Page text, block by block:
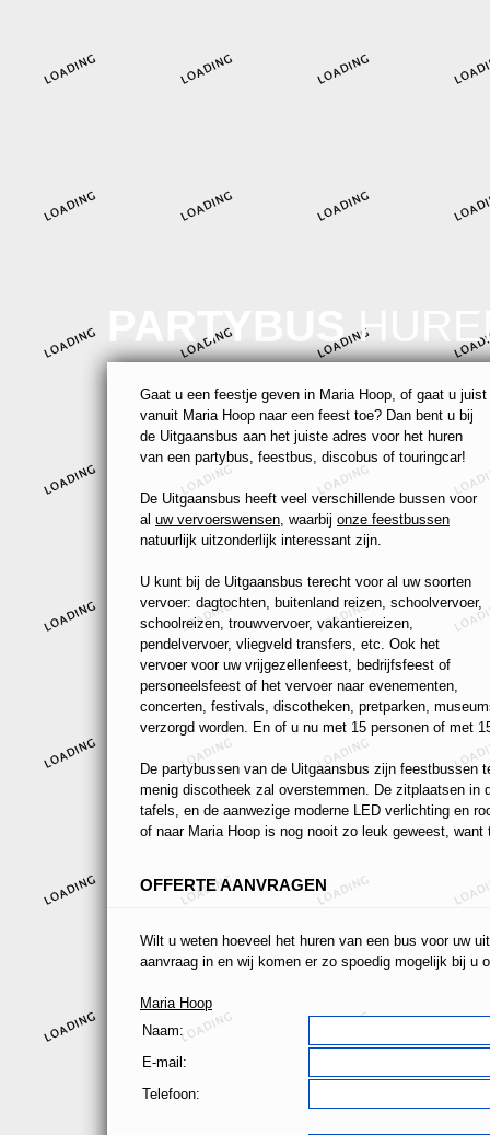
PARTYBUS
Gaat u een feestje geven in Maria Hoop, of gaat u juist
vanuit Maria Hoop naar een feest toe? Dan bent u bij
de Uitgaansbus aan het juiste adres voor het huren
van een partybus, feestbus, discobus of touringcar!
De Uitgaansbus heeft veel verschillende bussen voor
al uw vervoerswensen, waarbij onze feestbussen
natuurlijk uitzonderlijk interessant zijn.
U kunt bij de Uitgaansbus terecht voor al uw soorten
vervoer: dagtochten, buitenland reizen, schoolvervoer,
schoolreizen, trouwvervoer, vakantiereizen,
pendelvervoer, vliegveld transfers, etc. Ook het
vervoer voor uw vrijgezellenfeest, bedrijfsfeest of
personeelsfeest of het vervoer naar evenementen,
concerten, festivals, discotheken, pretparken,
verzorgd worden. En of u nu met 15 personen of met
De partybussen van de Uitgaansbus zijn feestbussen
menig discotheek zal overstemmen. De zitplaatsen
tafels, en de aanwezige moderne LED verlichting en
of naar Maria Hoop is nog nooit zo leuk geweest,
OFFERTE AANVRAGEN
Wilt u weten hoeveel het huren van een bus voor uw
aanvraag in en wij komen er zo spoedig mogelijk bij u
Maria Hoop
Naam:
E-mail:
Telefoon: